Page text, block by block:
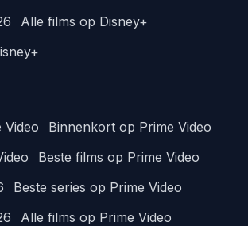
Alle films op Disney+
Video
Binnenkort op Prime Video
Beste films op Prime Video
Beste series op Prime Video
Alle films op Prime Video